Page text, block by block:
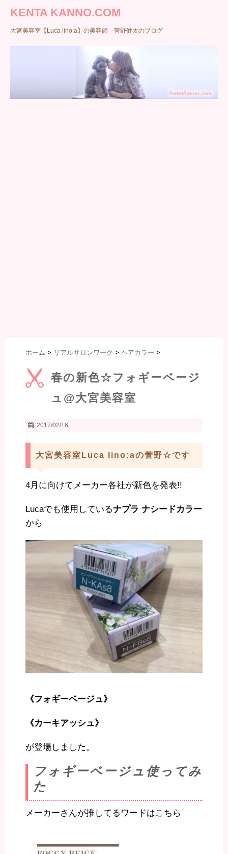
KENTA KANNO.COM
大宮美容室【Luca lino:a】の美容師 菅野健太のブログ
ホーム > リアルサロンワーク > ヘアカラー >
春の新色☆フォギーベージ
ュ@大宮美容室
2017/02/16
大宮美容室Luca lino:aの菅野☆です
4月に向けてメーカー各社が新色を発表!!
Lucaでも使用しているナプラ ナシードカラー
から
《フォギーベージュ》
《カーキアッシュ》
が登場しました。
フォギーベージュ使ってみ
た
メーカーさんが推してるワードはこちら